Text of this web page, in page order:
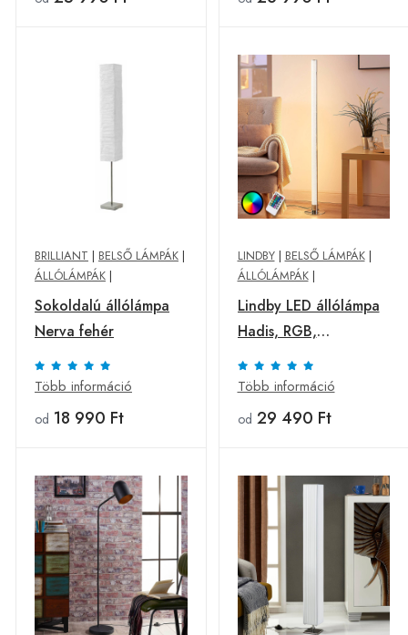
BRILLIANT | BELSŐ LÁMPÁK |
ÁLLÓLÁMPÁK |
Sokoldalú állólámpa
Nerva fehér
Több információ
od 18 990 Ft
LINDBY| BELSŐ LÁMPÁK|
ÁLLÓLÁMPÁK|
Lindby LED állólámpa
Hadis, RGB,
távirányítóval, fehér,
120 cm
Több információ
od 29 490 Ft